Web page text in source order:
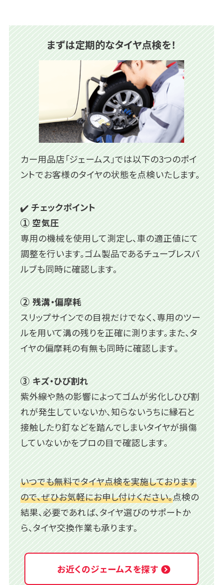
まずは定期的なタイヤ点検を！
カー用品店「ジェームス」では以下の3つのポイ
ントでお客様のタイヤの状態を点検いたします。
チェックポイント
空気圧
専用の機械を使用して測定し、車の適正値にて
調整を行います。ゴム製品であるチューブレスバ
ルブも同時に確認します。
残溝・偏摩耗
スリップサインでの目視だけでなく、専用のツー
ルを用いて溝の残りを正確に測ります。また、タ
イヤの偏摩耗の有無も同時に確認します。
キズ・ひび割れ
紫外線や熱の影響によってゴムが劣化しひび割
れが発生していないか、知らないうちに縁石と
接触したり釘などを踏んでしまいタイヤが損傷
していないかをプロの目で確認します。
いつでも無料でタイヤ点検を実施しております
ので、ぜひお気軽にお申し付けください。点検の
結果、必要であれば、タイヤ選びのサポートか
ら、タイヤ交換作業も承ります。
お近くのジェームスを探す